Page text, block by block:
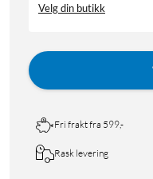
Velg din butikk
Fri frakt fra 599,-
Rask levering